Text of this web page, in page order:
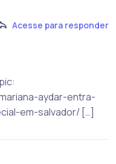
Acesse para responder
aydar-entra-
em-salvador/ […]